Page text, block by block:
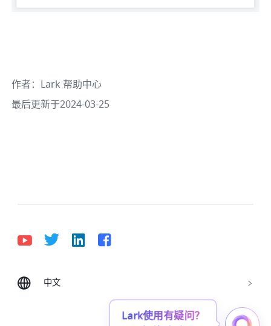
作者： Lark 帮助中心
最后更新于2024-03-25
中文
Deutsch English
Português (Brasil)
Lark使用有疑问？